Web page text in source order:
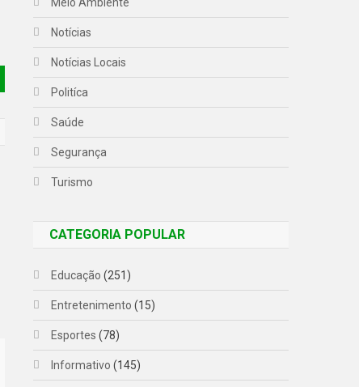
Notícias
Notícias Locais
Politíca
Saúde
Segurança
Turismo
CATEGORIA POPULAR
Educação (251)
Entretenimento (15)
Esportes (78)
Informativo (145)